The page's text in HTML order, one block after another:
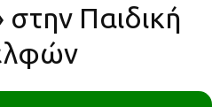
Παιδική